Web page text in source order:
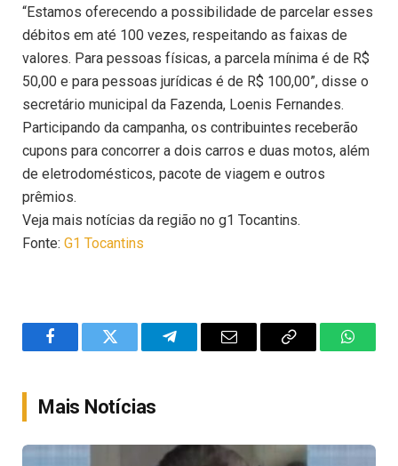
“Estamos oferecendo a possibilidade de parcelar esses
débitos em até 100 vezes, respeitando as faixas de
valores. Para pessoas físicas, a parcela mínima é de R$
50,00 e para pessoas jurídicas é de R$ 100,00”, disse o
secretário municipal da Fazenda, Loenis Fernandes.
Participando da campanha, os contribuintes receberão
cupons para concorrer a dois carros e duas motos, além
de eletrodomésticos, pacote de viagem e outros
prêmios.
Veja mais notícias da região no g1 Tocantins.
Fonte: G1 Tocantins
FacebookTwitter TelegramEmail
Copy
Mais Notícias